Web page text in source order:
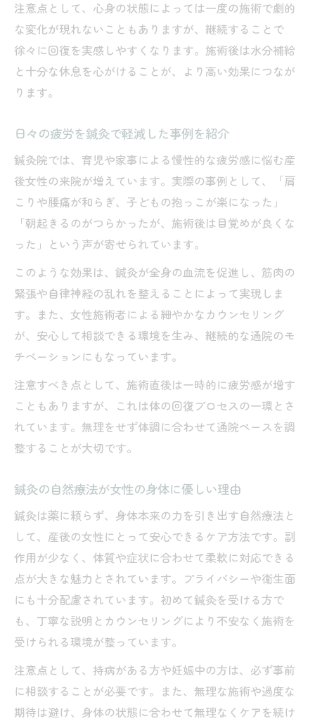
注意点として、心身の状態によっては一度の施術で劇的
な変化が現れないこともありますが、継続することで
徐々に回復を実感しやすくなります。施術後は水分補給
と十分な休息を心がけることが、より高い効果につなが
ります。
日々の疲労を鍼灸で軽減した事例を紹介
鍼灸院では、育児や家事による慢性的な疲労感に悩む産
後女性の来院が増えています。実際の事例として、「肩
こりや腰痛が和らぎ、子どもの抱っこが楽になった」
「朝起きるのがつらかったが、施術後は目覚めが良くな
った」という声が寄せられています。
このような効果は、鍼灸が全身の血流を促進し、筋肉の
緊張や自律神経の乱れを整えることによって実現しま
す。また、女性施術者による細やかなカウンセリング
が、安心して相談できる環境を生み、継続的な通院のモ
チベーションにもなっています。
注意すべき点として、施術直後は一時的に疲労感が増す
こともありますが、これは体の回復プロセスの一環とさ
れています。無理をせず体調に合わせて通院ペースを調
整することが大切です。
鍼灸の自然療法が女性の身体に優しい理由
鍼灸は薬に頼らず、身体本来の力を引き出す自然療法と
して、産後の女性にとって安心できるケア方法です。副
作用が少なく、体質や症状に合わせて柔軟に対応できる
点が大きな魅力とされています。プライバシーや衛生面
にも十分配慮されています。初めて鍼灸を受ける方で
も、丁寧な説明とカウンセリングにより不安なく施術を
受けられる環境が整っています。
注意点として、持病がある方や妊娠中の方は、必ず事前
に相談することが必要です。また、無理な施術や過度な
期待は避け、身体の状態に合わせて無理なくケアを続け